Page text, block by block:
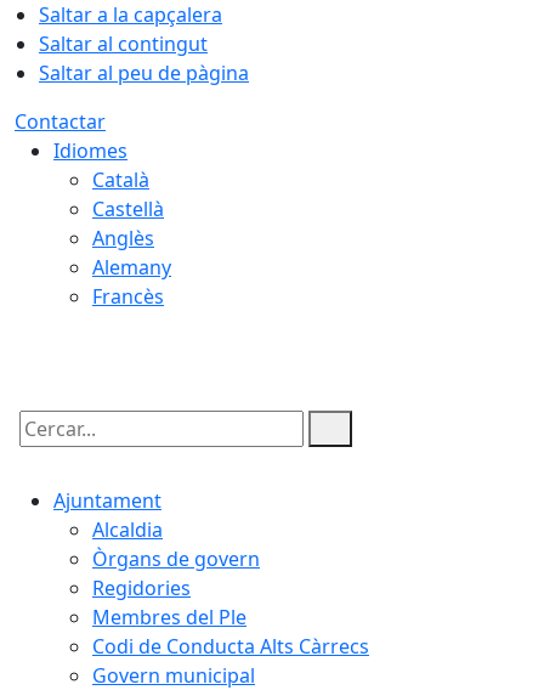
Saltar a la capçalera
Saltar al contingut
Saltar al peu de pàgina
Contactar
Idiomes
Català
Castellà
Anglès
Alemany
Francès
Cercar:
Ajuntament
Alcaldia
Òrgans de govern
Regidories
Membres del Ple
Codi de Conducta Alts Càrrecs
Govern municipal